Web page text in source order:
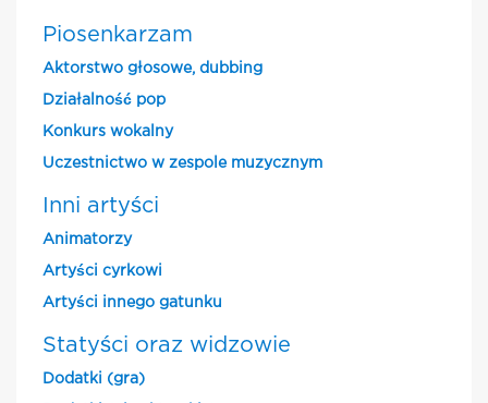
Piosenkarzam
Aktorstwo głosowe, dubbing
Działalność pop
Konkurs wokalny
Uczestnictwo w zespole muzycznym
Inni artyści
Animatorzy
Artyści cyrkowi
Artyści innego gatunku
Statyści oraz widzowie
Dodatki (gra)